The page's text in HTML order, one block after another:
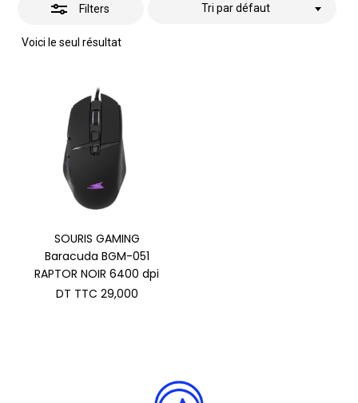
Filters
Voici le seul résultat
Tri par défaut
SOURIS GAMING
Baracuda BGM-051
RAPTOR NOIR 6400 dpi
DT TTC 29,000